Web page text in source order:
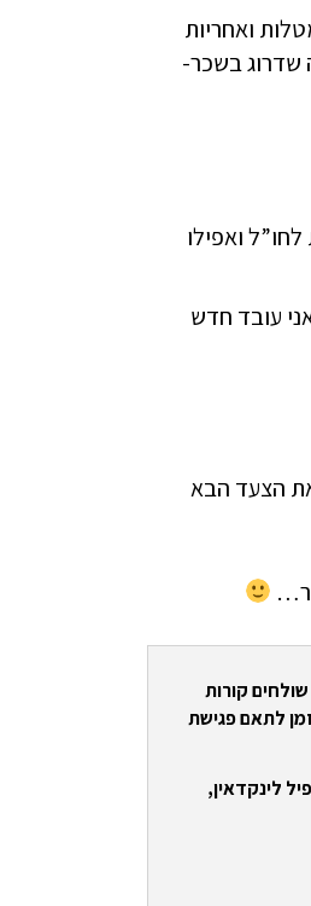
ואחריות
שדרוג בשכר-
ואפילו
עובד חדש
הצעד הבא
קורות
לתאם פגישת
לינקדאין,